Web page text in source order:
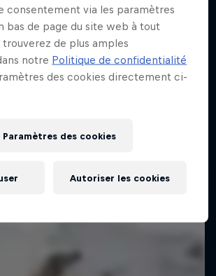
consentement via les paramètres
bas de page du site web à tout
trouverez de plus amples
notre Politique de confidentialité
des cookies directement ci-
Paramètres des cookies
Autoriser les cookies